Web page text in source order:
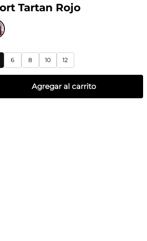
Tartan Rojo
6 8 10 12
Agregar al carrito